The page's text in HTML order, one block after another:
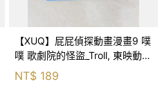
【XUQ】屁屁偵探動畫漫畫9 噗
噗 歌劇院的怪盜_Troll, 東映動畫
株式會社, 張東君
NT$ 189